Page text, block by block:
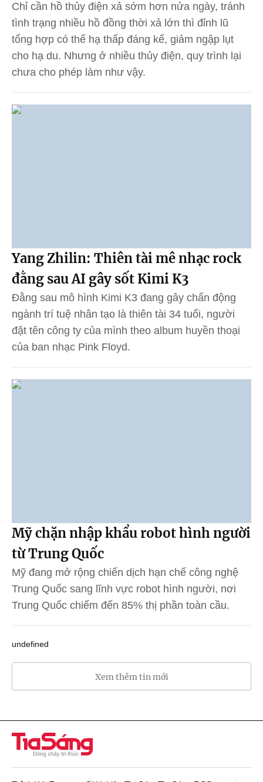
Chỉ cần hồ thủy điện xả sớm hơn nửa ngày, tránh
tình trạng nhiều hồ đồng thời xả lớn thì đỉnh lũ
tổng hợp có thể hạ thấp đáng kể, giảm ngập lụt
cho hạ du. Nhưng ở nhiều thủy điện, quy trình lại
chưa cho phép làm như vậy.
Yang Zhilin: Thiên tài mê nhạc rock
đằng sau AI gây sốt Kimi K3
Đằng sau mô hình Kimi K3 đang gây chấn động
ngành trí tuệ nhân tạo là thiên tài 34 tuổi, người
đặt tên công ty của mình theo album huyền thoại
của ban nhạc Pink Floyd.
Mỹ chặn nhập khẩu robot hình người
từ Trung Quốc
Mỹ đang mở rộng chiến dịch hạn chế công nghệ
Trung Quốc sang lĩnh vực robot hình người, nơi
Trung Quốc chiếm đến 85% thị phần toàn cầu.
undefined
Xem thêm tin mới